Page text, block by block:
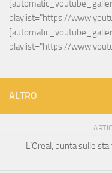
playlist="https://
playlist="https://
ALTRO
L’Oreal, punta sulle